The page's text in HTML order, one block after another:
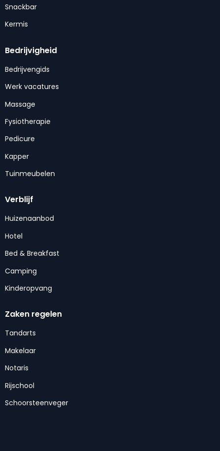
Snackbar
Kermis
Bedrijvigheid
Bedrijvengids
Werk vacatures
Massage
Fysiotherapie
Pedicure
Kapper
Tuinmeubelen
Verblijf
Huizenaanbod
Hotel
Bed & Breakfast
Camping
Kinderopvang
Zaken regelen
Tandarts
Makelaar
Notaris
Rijschool
Schoorsteenveger